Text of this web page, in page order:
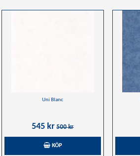
Uni Blanc
545 kr 500 kr
KÖP